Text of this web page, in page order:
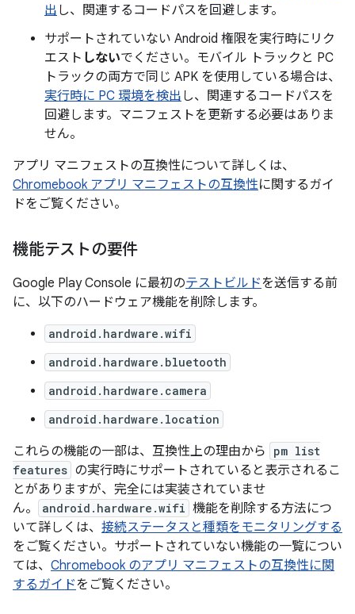
出 し、関連するコードパスを回避します。
サポートされていない Android 権限を実行時にリク
エスト しないでください。モバイル トラックと PC
トラックの両方で同じ APK を使用している場合は、
実行時に PC 環境を検出 し、関連するコードパスを
回避します。マニフェストを更新する必要はありま
せん。
アプリ マニフェストの互換性について詳しくは、
Chromebook アプリ マニフェストの互換性に関するガイ
ドをご覧ください。
機能テストの要件
Google Play Console に最初のテストビルドを送信する前
に、以下のハードウェア機能を削除します。
android.hardware.wifi
android.hardware.bluetooth
android.hardware.camera
android.hardware.location
これらの機能の一部は、互換性上の理由から
pm list
features の実行時にサポートされていると表示されるこ
とがありますが、完全には実装されていませ
ん。
android.hardware.wifi 機能を削除する方法につ
いて詳しくは、 接続ステータスと種類をモニタリングする
をご覧ください。サポートされていない機能の一覧につい
ては、 Chromebook のアプリ マニフェストの互換性に関
するガイドをご覧ください。